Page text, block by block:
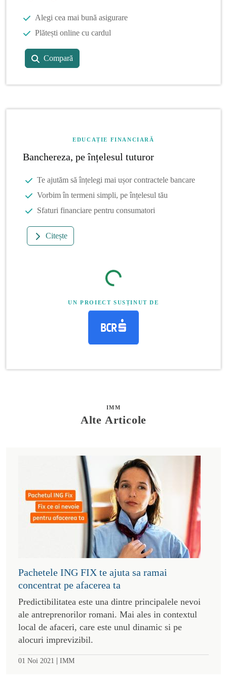
Alegi cea mai bună asigurare
Plătești online cu cardul
Compară
EDUCAȚIE FINANCIARĂ
Banchereza, pe înțelesul tuturor
Te ajutăm să înțelegi mai ușor contractele bancare
Vorbim în termeni simpli, pe înțelesul tău
Sfaturi financiare pentru consumatori
Citește
UN PROIECT SUSȚINUT DE
IMM
Alte Articole
Pachetele ING FIX te ajuta sa ramai
concentrat pe afacerea ta
Predictibilitatea este una dintre principalele nevoi
ale antreprenorilor romani. Mai ales in contextul
local de afaceri, care este unul dinamic si pe
alocuri imprevizibil.
01 Noi 2021 | IMM